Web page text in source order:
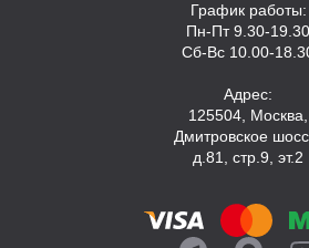
График работы:
Пн-Пт 9.30-19.30
Сб-Вс 10.00-
Адрес:
125504, Москва,
Дмитровское
д.81, стр.9, эт.2